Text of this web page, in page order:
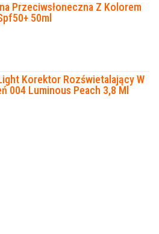
Przeciwsłoneczna Z Kolorem
50ml
Korektor Rozświetalający W
004 Luminous Peach 3,8 Ml